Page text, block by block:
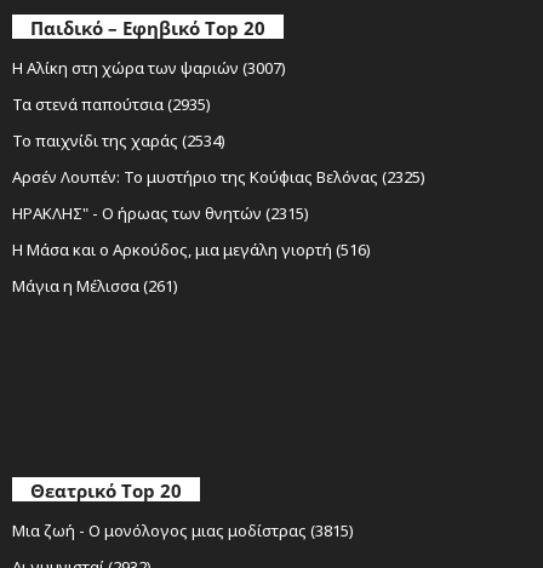
Παιδικό – Εφηβικό Top 20
Η Αλίκη στη χώρα των ψαριών (3007)
Τα στενά παπούτσια (2935)
Το παιχνίδι της χαράς (2534)
Αρσέν Λουπέν: Το μυστήριο της Κούφιας Βελόνας (2325)
ΗΡΑΚΛΗΣ" - Ο ήρωας των θνητών (2315)
Η Μάσα και ο Αρκούδος, μια μεγάλη γιορτή (516)
Μάγια η Μέλισσα (261)
Θεατρικό Top 20
Μια ζωή - Ο μονόλογος μιας μοδίστρας (3815)